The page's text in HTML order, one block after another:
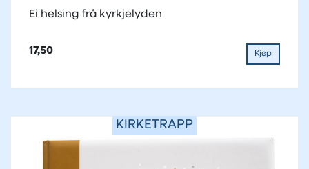
Ei helsing frå kyrkjelyden
17,50 Kjøp
KIRKETRAPP